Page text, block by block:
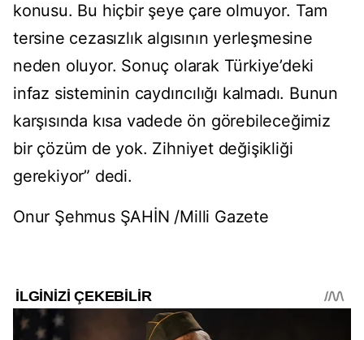
konusu. Bu hiçbir şeye çare olmuyor. Tam
tersine cezasızlık algısının yerleşmesine
neden oluyor. Sonuç olarak Türkiye’deki
infaz sisteminin caydırıcılığı kalmadı. Bunun
karşısında kısa vadede ön görebileceğimiz
bir çözüm de yok. Zihniyet değişikliği
gerekiyor” dedi.
Onur Şehmus ŞAHİN /Milli Gazete